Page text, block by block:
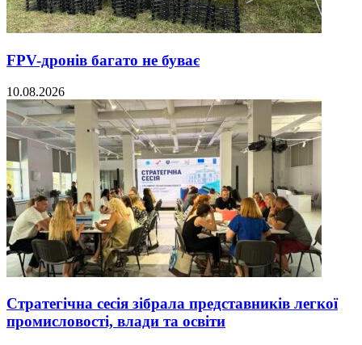
FPV-дронів багато не буває
10.08.2026
Стратегічна сесія зібрала представників легкої
промисловості, влади та освіти